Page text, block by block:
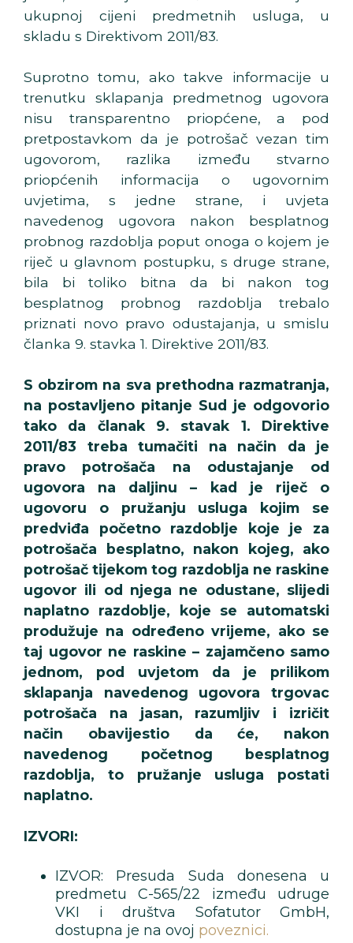
ukupnoj cijeni predmetnih usluga, u
skladu s Direktivom 2011/83.
Suprotno tomu, ako takve informacije u
trenutku sklapanja predmetnog ugovora
nisu transparentno priopćene, a pod
pretpostavkom da je potrošač vezan tim
ugovorom, razlika između stvarno
priopćenih informacija o ugovornim
uvjetima, s jedne strane, i uvjeta
navedenog ugovora nakon besplatnog
probnog razdoblja poput onoga o kojem je
riječ u glavnom postupku, s druge strane,
bila bi toliko bitna da bi nakon tog
besplatnog probnog razdoblja trebalo
priznati novo pravo odustajanja, u smislu
članka 9. stavka 1. Direktive 2011/83.
S obzirom na sva prethodna razmatranja,
na postavljeno pitanje Sud je odgovorio
tako da članak 9. stavak 1. Direktive
2011/83 treba tumačiti na način da je
pravo potrošača na odustajanje od
ugovora na daljinu – kad je riječ o
ugovoru o pružanju usluga kojim se
predviđa početno razdoblje koje je za
potrošača besplatno, nakon kojeg, ako
potrošač tijekom tog razdoblja ne raskine
ugovor ili od njega ne odustane, slijedi
naplatno razdoblje, koje se automatski
produžuje na određeno vrijeme, ako se
taj ugovor ne raskine – zajamčeno samo
jednom, pod uvjetom da je prilikom
sklapanja navedenog ugovora trgovac
potrošača na jasan, razumljiv i izričit
način obavijestio da će, nakon
navedenog početnog besplatnog
razdoblja, to pružanje usluga postati
naplatno.
IZVORI:
IZVOR: Presuda Suda donesena u
predmetu C-565/22 između udruge
VKI i društva Sofatutor GmbH,
dostupna je na ovoj poveznici.